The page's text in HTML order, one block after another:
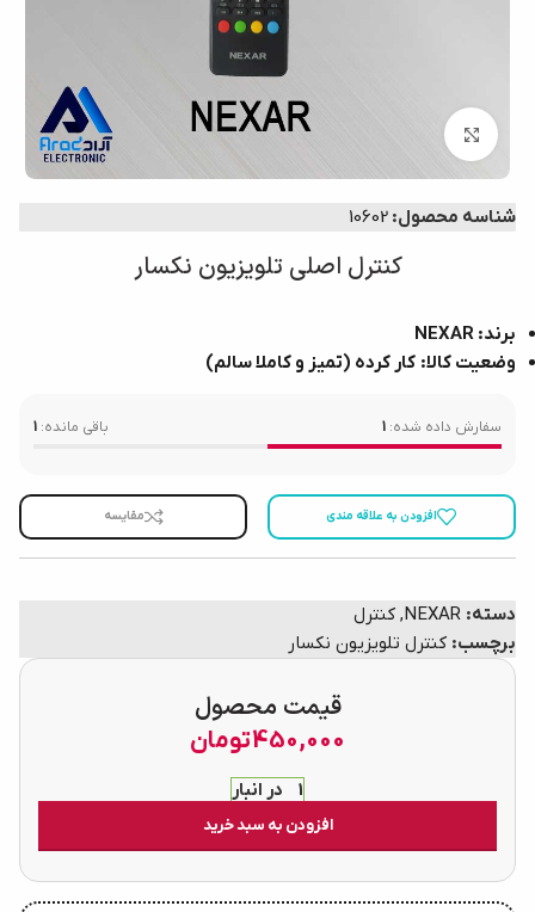
بزرگنمایی تصویر
شناسه محصول: 10602
کنترل اصلی تلویزیون نکسار
برند: NEXAR
وضعیت کالا: کار کرده (تمیز و کاملا سالم)
سفارش داده شده: 1 باقی مانده: 1
افزودن به علاقه مندی مقایسه
دسته: NEXAR
, کنترل
برچسب: کنترل تلویزیون نکسار
قیمت محصول
450,000تومان
1 در انبار
افزودن به سبد خرید